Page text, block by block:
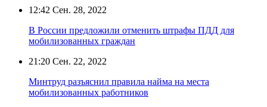
12:42 Сен. 28, 2022
В России предложили отменить штрафы ПДД для
мобилизованных граждан
21:20 Сен. 22, 2022
Минтруд разъяснил правила найма на места
мобилизованных работников